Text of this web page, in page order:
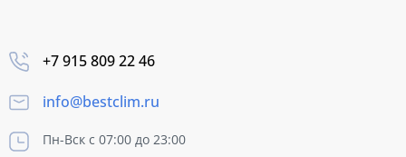
+7 915 809 22 46
info@bestclim.ru
Пн-Вск с 07:00 до 23:00